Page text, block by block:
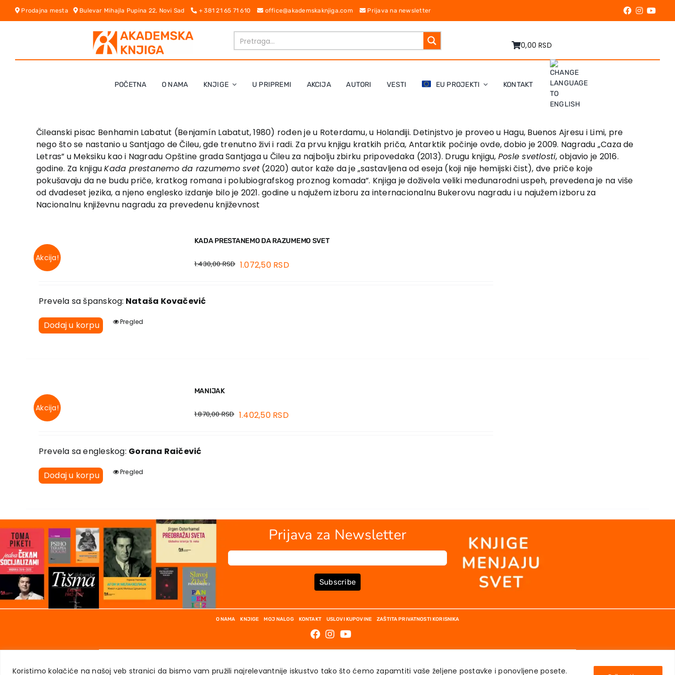
Koristimo kolačiće na našoj veb stranici da bismo vam pružili najrelevantnije iskustvo tako što ćemo zapamtiti vaše željene postavke i ponovljene posete.
Skip
Prodajna mesta Bulevar Mihajla Pupina 22, Novi Sad + 381 21 65 71 610 office@akademskaknjiga.com Prijava na newsletter
0,00 RSD
POČETNA O NAMA KNJIGE U PRIPREMI AKCIJA AUTORI VESTI EU PROJEKTI KONTAKT
Čileanski pisac Benhamin Labatut (Benjamín Labatut, 1980) rođen je u Roterdamu, u Holandiji. Detinjstvo je proveo u Hagu, Buenos Ajresu i Limi, pre
nego što se nastanio u Santjago de Čileu, gde trenutno živi i radi. Za prvu knjigu kratkih priča, Antarktik počinje ovde, dobio je 2009. Nagradu „Caza de
Letras” u Meksiku kao i Nagradu Opštine grada Santjaga u Čileu za najbolju zbirku pripovedaka (2013). Drugu knjigu, Posle svetlosti, objavio je 2016.
godine. Za knjiguKada prestanemo da razumemo svet (2020) autor kaže da je „sastavljena od eseja (koji nije hemijski čist), dve priče koje
pokušavaju da ne budu priče, kratkog romana i polubiografskog proznog komada”. Knjiga je doživela veliki međunarodni uspeh, prevedena je na više
od dvadeset jezika, a njeno englesko izdanje bilo je 2021. godine u najužem izboru za internacionalnu Bukerovu nagradu i u najužem izboru za
Nacionalnu književnu nagradu za prevedenu književnost
Akcija!
KADA PRESTANEMO DA RAZUMEMO SVET
1.430,00RSD 1.072,50 RSD
Prevela sa španskog: Nataša Kovačević
Dodaj u korpu Pregled
Akcija!
MANIJAK
1.870,00RSD 1.402,50 RSD
Prevela sa engleskog: Gorana Raičević
Dodaj u korpu Pregled
Prijava za Newsletter
Subscribe
O NAMA KNJIGE MOJ NALOG KONTAKT USLOVI KUPOVINE ZAŠTITA PRIVATNOSTI KORISNIKA